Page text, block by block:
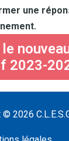
une
2023-
© 2026